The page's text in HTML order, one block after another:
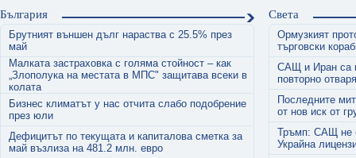
България
Брутният външен дълг нараства с 25.5% през
май
Малката застраховка с голяма стойност – как
„Злополука на местата в МПС" защитава всеки в
колата
Бизнес климатът у нас отчита слабо подобрение
през юли
Дефицитът по текущата и капиталова сметка за
май възлиза на 481.2 млн. евро
Света
Ормузкият
търговски
САЩ и Иран са
повторно
Последните
от нов иск от
Тръмп: САЩ не
Украйна